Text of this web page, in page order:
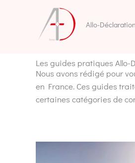
Allo-
Les guides pratiques Allo-
Nous avons rédigé pour
en France. Ces guides
certaines catégories de